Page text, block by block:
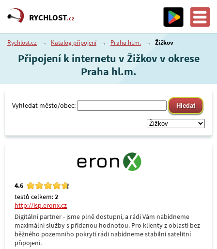
RYCHLOST.cz
Rychlost.cz → Katalog připojení → Praha hl.m. → Žižkov
Připojení k internetu v Žižkov v okrese
Praha hl.m.
Vyhledat město/obec:
4.6
testů celkem:2
http://isp.eronx.cz
Digitální partner - jsme plně dostupní, a rádi Vám nabídneme
maximální služby s přidanou hodnotou. Pro klienty z oblastí bez
běžného pozemního pokrytí rádi nabídneme stabilní satelitní
připojení.